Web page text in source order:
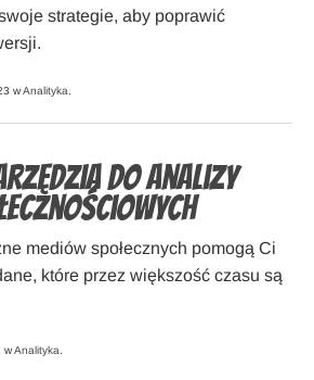
strategie, aby poprawić
wAnalityka
do analizy
mediów społecznych pomogą Ci
które przez większość czasu są
wAnalityka